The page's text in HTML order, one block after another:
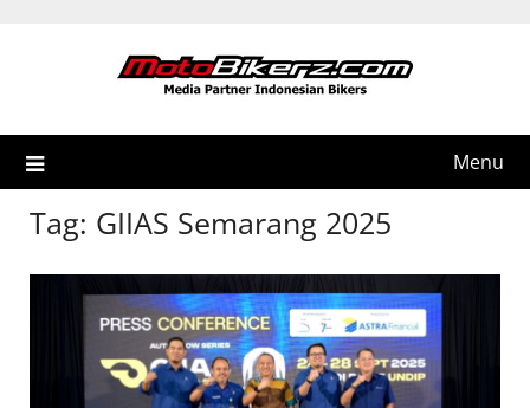
Menu
Tag: GIIAS Semarang 2025